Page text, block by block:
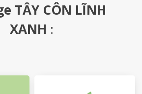
TÂY CÔN LĨNH
XANH :